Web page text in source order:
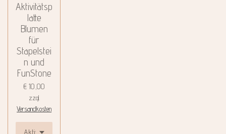
Aktivitätsp
latte
Blumen
für
Stapelstei
n und
FunStone
€ 10,00
zzgl.
Versandkosten